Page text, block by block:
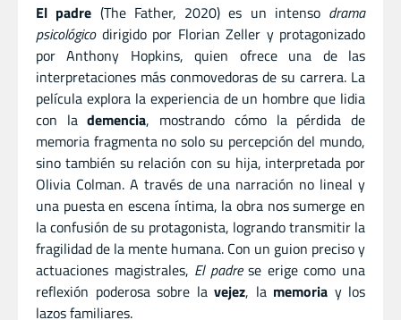
El padre (The Father, 2020) es un intenso drama
psicológicodirigido por Florian Zeller y protagonizado
por Anthony Hopkins, quien ofrece una de las
interpretaciones más conmovedoras de su carrera. La
película explora la experiencia de un hombre que lidia
con lademencia, mostrando cómo la pérdida de
memoria fragmenta no solo su percepción del mundo,
sino también su relación con su hija, interpretada por
Olivia Colman. A través de una narración no lineal y
una puesta en escena íntima, la obra nos sumerge en
la confusión de su protagonista, logrando transmitir la
fragilidad de la mente humana. Con un guion preciso y
actuaciones magistrales, El padrese erige como una
reflexión poderosa sobre la vejez, la memoria y los
lazos familiares.